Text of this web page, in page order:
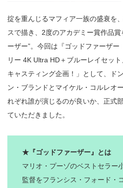
掟を重んじるマフィア一族の盛衰を
スで描き、2度のアカデミー賞作品
ーザー”。今回は『ゴッドファーザ
リー 4K Ultra HD＋ブルーレイセッ
キャスティング企画！」として、ド
ン・ブランドとマイケル・コルレオ
れぞれ誰が演じるのが良いか、正式
ていただきました。
★『ゴッドファーザー』とは
マリオ・プーゾのベストセラー
監督をフランシス・フォード・